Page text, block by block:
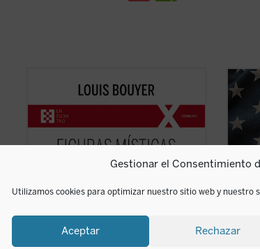
Gestionar el Consentimiento
Utilizamos cookies para optimizar nuestro sitio web y nuestro
Aceptar Rechazar
Desde Hadewijch de Amberes hasta
Teresa del Niño Jesús e Isabel de la
Trinidad: cinco místicas, cinco
personalidades excepcionales, que
necesario para la Iglesia tanto ...(ver
hoy
sus
ficha)